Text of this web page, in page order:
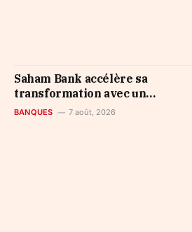
Saham Bank accélère sa
transformation avec un
programme d’investissement de
BANQUES 7 août, 2026